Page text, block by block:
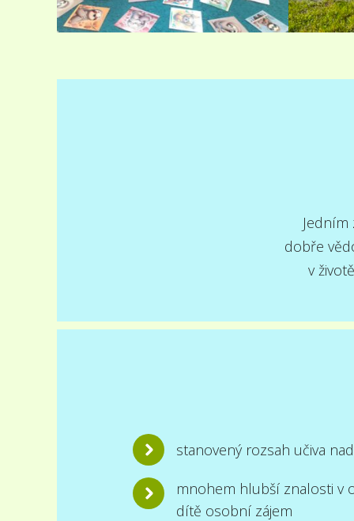
dobře
v
stanovený rozsah učiva
mnohem hlubší znalosti v
dítě osobní zájem